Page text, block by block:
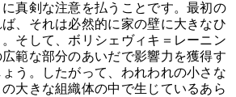
真剣な注意を払うことです。最初の
、それは必然的に家の壁に大きなひ
そして、ボリシェヴィキ＝レーニン
範な部分のあいだで影響力を獲得す
う。したがって、われわれの小さな
大きな組織体の中で生じているあら